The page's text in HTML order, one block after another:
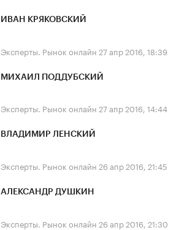
ИВАН КРЯКОВСКИЙ
Эксперты. Рынок онлайн 27 апр 2016, 18:39
МИХАИЛ ПОДДУБСКИЙ
Эксперты. Рынок онлайн 27 апр 2016, 14:44
ВЛАДИМИР ЛЕНСКИЙ
Эксперты. Рынок онлайн 26 апр 2016, 21:45
АЛЕКСАНДР ДУШКИН
Эксперты. Рынок онлайн 26 апр 2016, 21:30